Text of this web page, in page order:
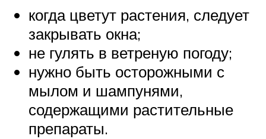
когда цветут растения, следует
закрывать окна;
не гулять в ветреную погоду;
нужно быть осторожными с
мылом и шампунями,
содержащими растительные
препараты.